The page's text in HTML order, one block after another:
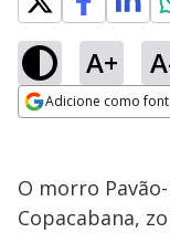
A+
Adicione como
O morro
Copacabana,